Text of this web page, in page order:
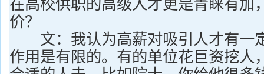
在高校供职的高级人才更是青睐有加
价？
文：我认为高薪对吸引人才有一
作用是有限的。有的单位花巨资挖人